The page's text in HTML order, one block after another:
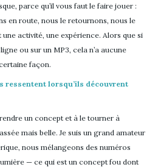
parce qu’il vous faut le faire jouer :
en route, nous le retournons, nous le
une activité, une expérience. Alors que si
ou sur un MP3, cela n’a aucune
façon.
ressentent lorsqu’ils découvrent
un concept et à le tourner à
mais belle. Je suis un grand amateur
nous mélangeons des numéros
— ce qui est un concept fou dont